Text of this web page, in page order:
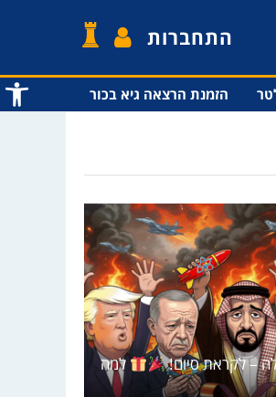
פתח
התחברות
הזמנת הרצאה גיא בכור
– לקראת סיום!
למה